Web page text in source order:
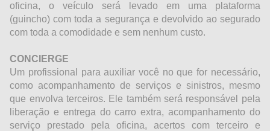
oficina, o veículo será levado em uma plataforma
(guincho) com toda a segurança e devolvido ao segurado
com toda a comodidade e sem nenhum custo.
CONCIERGE
Um profissional para auxiliar você no que for necessário,
como acompanhamento de serviços e sinistros, mesmo
que envolva terceiros. Ele também será responsável pela
liberação e entrega do carro extra, acompanhamento do
serviço prestado pela oficina, acertos com terceiro e